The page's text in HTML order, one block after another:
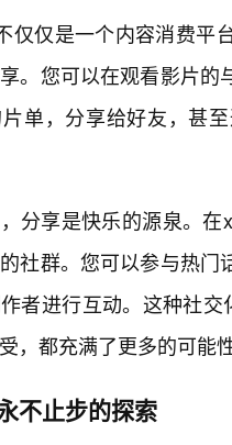
仅仅是一个内容消费平
。您可以在观看影片
单，分享给好友，甚
分享是快乐的源泉。
社群。您可以参与热
者进行互动。这种社
，都充满了更多的可能
不止步的探索